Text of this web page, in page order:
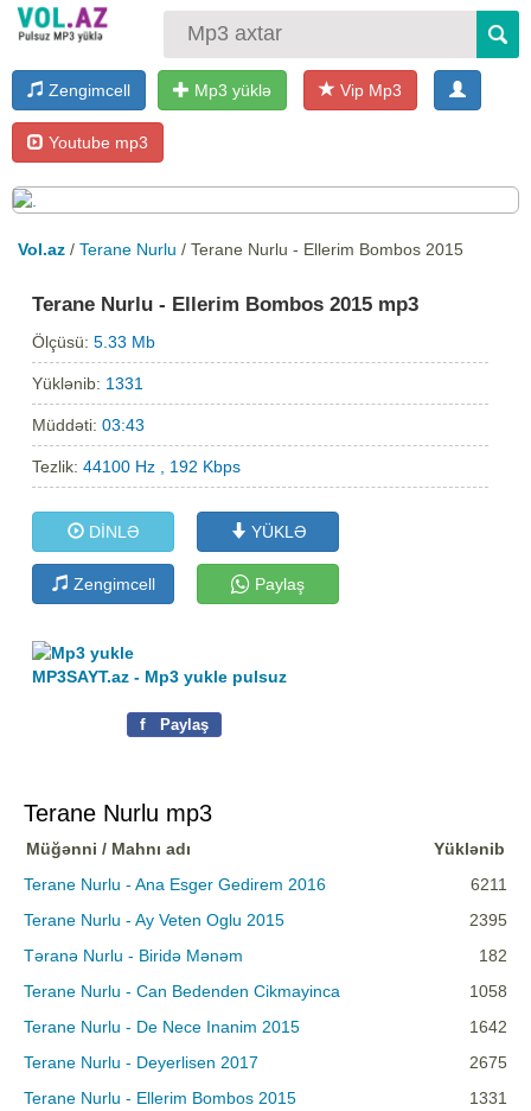
Zengimcell Mp3 yüklə Vip Mp3
Youtube mp3
Vol.az / Terane Nurlu / Terane Nurlu - Ellerim Bombos 2015
Terane Nurlu - Ellerim Bombos 2015 mp3
Ölçüsü:5.33 Mb
Yüklənib: 1331
Müddəti:03:43
Tezlik:44100 Hz , 192 Kbps
DİNLƏ YÜKLƏ
Zengimcell Paylaş
MP3SAYT.az - Mp3 yukle pulsuz
f Paylaş
Terane Nurlu mp3
Müğənni / Mahnı adı
Yüklənib
Terane Nurlu - Ana Esger Gedirem 2016
6211
Terane Nurlu - Ay Veten Oglu 2015
2395
Təranə Nurlu - Biridə Mənəm
182
Terane Nurlu - Can Bedenden Cikmayinca
1058
Terane Nurlu - De Nece Inanim 2015
1642
Terane Nurlu - Deyerlisen 2017
2675
Terane Nurlu - Ellerim Bombos 2015
1331